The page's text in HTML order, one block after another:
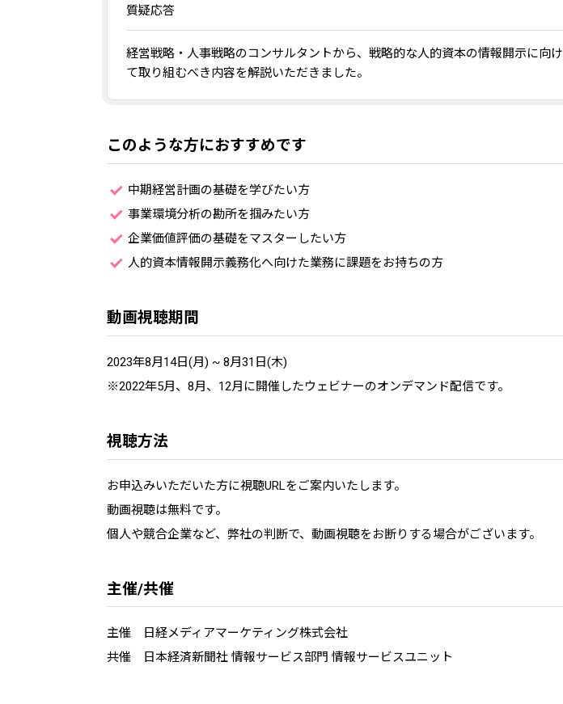
質疑応答
経営戦略・人事戦略のコンサルタントから、戦略的な人的資本の情報開示に向け
て取り組むべき内容を解説いただきました。
このような方におすすめです
中期経営計画の基礎を学びたい方
事業環境分析の勘所を掴みたい方
企業価値評価の基礎をマスターしたい方
人的資本情報開示義務化へ向けた業務に課題をお持ちの方
動画視聴期間
2023年8月14日(月) ~ 8月31日(木)
※2022年5月、8月、12月に開催したウェビナーのオンデマンド配信です。
視聴方法
お申込みいただいた方に視聴URLをご案内いたします。
動画視聴は無料です。
個人や競合企業など、弊社の判断で、動画視聴をお断りする場合がございます。
主催/共催
主催 日経メディアマーケティング株式会社
共催 日本経済新聞社 情報サービス部門 情報サービスユニット